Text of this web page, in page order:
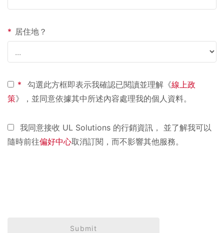
* 居住地？
* 勾選此方框即表示我確認已閱讀並理解《線上政
策》，並同意依據其中所述內容處理我的個人資料。
我同意接收 UL Solutions 的行銷資訊， 並了解我可以
隨時前往偏好中心取消訂閱，而不影響其他服務。
Submit